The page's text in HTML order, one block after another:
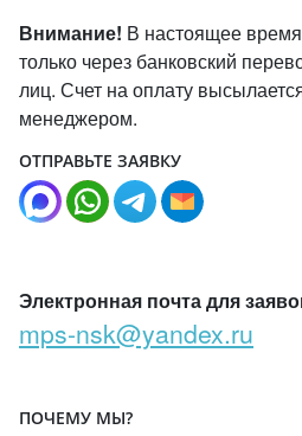
Внимание! В настоящее
только через банковский
лиц. Счет на оплату
менеджером.
ОТПРАВЬТЕ ЗАЯВКУ
Электронная почта для
mps-nsk@yandex.ru
ПОЧЕМУ МЫ?